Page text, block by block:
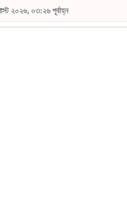
২০২৬, ০৩:২৬ পূর্বাহ্ন